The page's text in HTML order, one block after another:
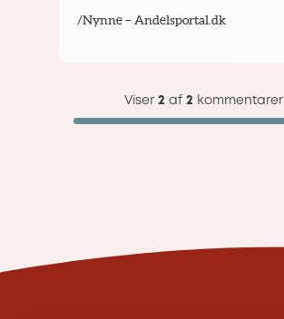
/Nynne – Andelsportal.dk
Viser 2 af 2 kommentarer